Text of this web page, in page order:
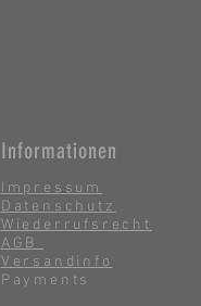
Informationen
Impressum
Datenschutz
Wiederrufsrecht
AGB
Versandinfo
Payments